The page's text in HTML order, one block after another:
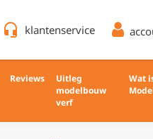
headset_mic klantenservice
Reviews
Uitleg
modelbouw
verf
Wat